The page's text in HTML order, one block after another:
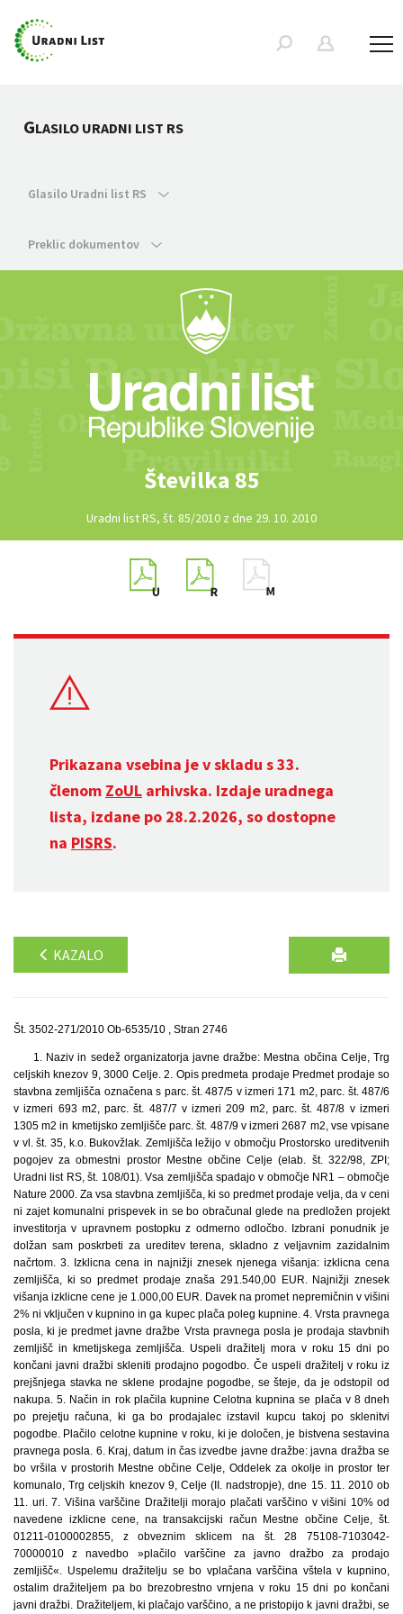
GLASILO URADNI LIST RS
Glasilo Uradni list RS
Preklic dokumentov
Številka 85
Uradni list RS, št. 85/2010 z dne 29. 10. 2010
Prikazana vsebina je v skladu s 33.
členom ZoUL arhivska. Izdaje uradnega
lista, izdane po 28.2.2026, so dostopne
na PISRS.
KAZALO
Št. 3502-271/2010 Ob-6535/10 , Stran 2746
1. Naziv in sedež organizatorja javne dražbe: Mestna občina Celje, Trg
celjskih knezov 9, 3000 Celje. 2. Opis predmeta prodaje Predmet prodaje so
stavbna zemljišča označena s parc. št. 487/5 v izmeri 171 m2, parc. št. 487/6
v izmeri 693 m2, parc. št. 487/7 v izmeri 209 m2, parc. št. 487/8 v izmeri
1305 m2 in kmetijsko zemljišče parc. št. 487/9 v izmeri 2687 m2, vse vpisane
v vl. št. 35, k.o. Bukovžlak. Zemljišča ležijo v območju Prostorsko ureditvenih
pogojev za obmestni prostor Mestne občine Celje (elab. št. 322/98, ZPI;
Uradni list RS, št. 108/01). Vsa zemljišča spadajo v območje NR1 – območje
Nature 2000. Za vsa stavbna zemljišča, ki so predmet prodaje velja, da v ceni
ni zajet komunalni prispevek in se bo obračunal glede na predložen projekt
investitorja v upravnem postopku z odmerno odločbo. Izbrani ponudnik je
dolžan sam poskrbeti za ureditev terena, skladno z veljavnim zazidalnim
načrtom. 3. Izklicna cena in najnižji znesek njenega višanja: izklicna cena
zemljišča, ki so predmet prodaje znaša 291.540,00 EUR. Najnižji znesek
višanja izklicne cene je 1.000,00 EUR. Davek na promet nepremičnin v višini
2% ni vključen v kupnino in ga kupec plača poleg kupnine. 4. Vrsta pravnega
posla, ki je predmet javne dražbe Vrsta pravnega posla je prodaja stavbnih
zemljišč in kmetijskega zemljišča. Uspeli dražitelj mora v roku 15 dni po
končani javni dražbi skleniti prodajno pogodbo. Če uspeli dražitelj v roku iz
prejšnjega stavka ne sklene prodajne pogodbe, se šteje, da je odstopil od
nakupa. 5. Način in rok plačila kupnine Celotna kupnina se plača v 8 dneh
po prejetju računa, ki ga bo prodajalec izstavil kupcu takoj po sklenitvi
pogodbe. Plačilo celotne kupnine v roku, ki je določen, je bistvena sestavina
pravnega posla. 6. Kraj, datum in čas izvedbe javne dražbe: javna dražba se
bo vršila v prostorih Mestne občine Celje, Oddelek za okolje in prostor ter
komunalo, Trg celjskih knezov 9, Celje (II. nadstropje), dne 15. 11. 2010 ob
11. uri. 7. Višina varščine Dražitelji morajo plačati varščino v višini 10% od
navedene izklicne cene, na transakcijski račun Mestne občine Celje, št.
01211-0100002855, z obveznim sklicem na št. 28 75108-7103042-
70000010 z navedbo »plačilo varščine za javno dražbo za prodajo
zemljišč«. Uspelemu dražitelju se bo vplačana varščina vštela v kupnino,
ostalim dražiteljem pa bo brezobrestno vrnjena v roku 15 dni po končani
javni dražbi. Dražiteljem, ki plačajo varščino, a ne pristopijo k javni dražbi, se